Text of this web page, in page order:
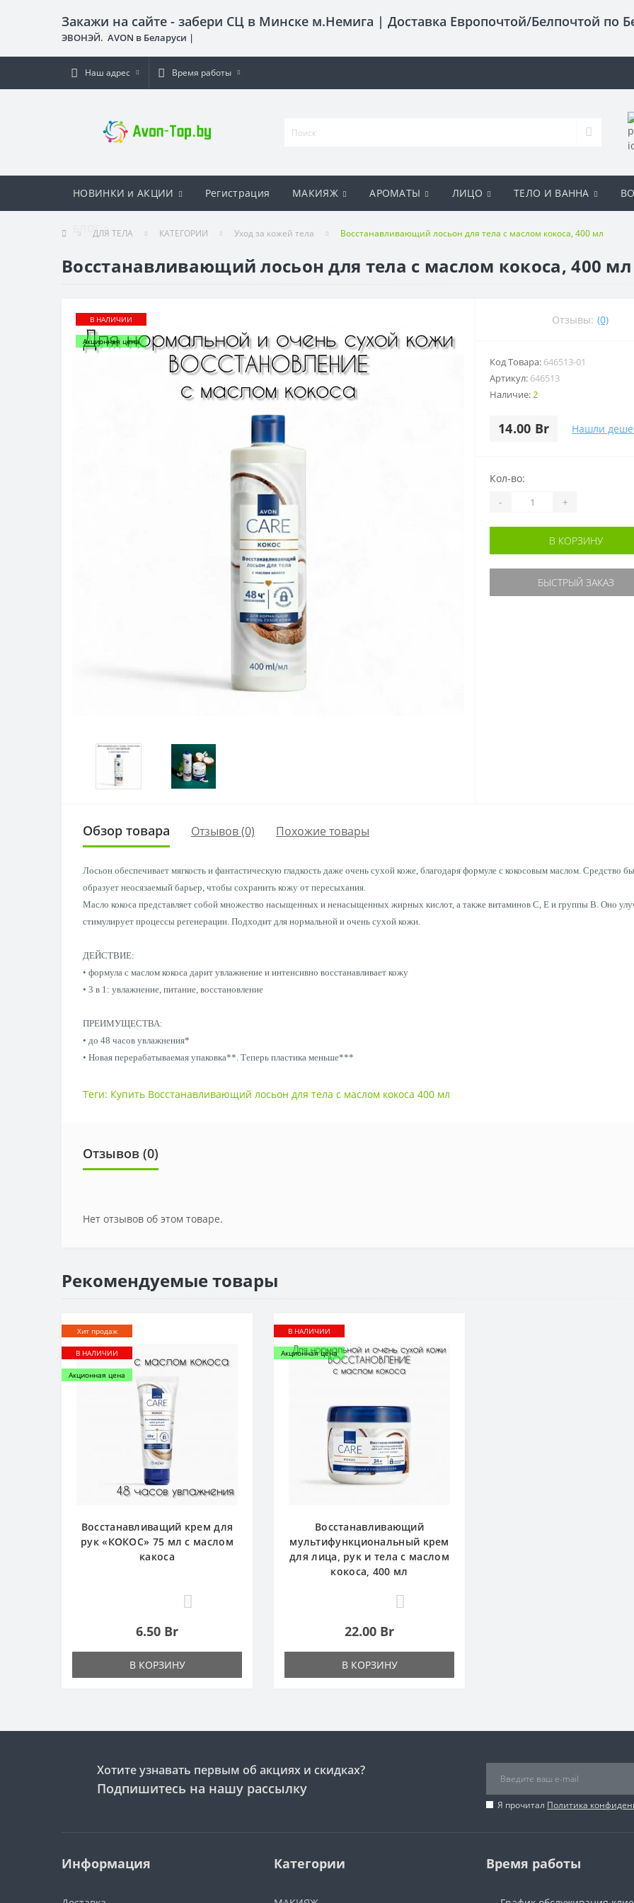
Закажи на сайте - забери СЦ в Минске м.Немига | Доставка Европочтой/Белпочтой по
ЭВОНЭЙ. AVON в Беларуси |
Наш адрес Время работы
НОВИНКИ и АКЦИИ Регистрация МАКИЯЖ АРОМАТЫ ЛИЦО ТЕЛО И ВАННА
БЛОГДЛЯ ТЕЛА КАТЕГОРИИ Уход за кожей тела Восстанавливающий лосьон для тела с маслом кокоса, 400 мл
Восстанавливающий лосьон для тела с маслом кокоса, 400 мл
В НАЛИЧИИ
Акционная цена
Отзывы: (0)
Код Товара: 646513-01
Артикул: 646513
Наличие:2
14.00 Br Нашли
Кол-во:
- +
В КОРЗИНУ
БЫСТРЫЙ ЗАКАЗ
Обзор товара Отзывов (0) Похожие товары
Лосьон обеспечивает мягкость и фантастическую гладкость даже очень сухой коже, благодаря формуле с кокосовым маслом. Средство
образует неосязаемый барьер, чтобы сохранить кожу от пересыхания.
Масло кокоса представляет собой множество насыщенных и ненасыщенных жирных кислот, а также витаминов С, Е и группы В. Оно
стимулирует процессы регенерации. Подходит для нормальной и очень сухой кожи.
ДЕЙСТВИЕ:
• формула с маслом кокоса дарит увлажнение и интенсивно восстанавливает кожу
• 3 в 1: увлажнение, питание, восстановление
ПРЕИМУЩЕСТВА:
• до 48 часов увлажнения*
• Новая перерабатываемая упаковка**. Теперь пластика меньше***
Теги: Купить Восстанавливающий лосьон для тела с маслом кокоса 400 мл
Отзывов (0)
Нет отзывов об этом товаре.
Рекомендуемые товары
Хит продаж
В НАЛИЧИИ
Акционная цена
Восстанавливащий крем для
рук «КОКОС» 75 мл с маслом
какоса
6.50 Br
В КОРЗИНУ
В НАЛИЧИИ
Акционная цена
Восстанавливающий
мультифункциональный крем
для лица, рук и тела с маслом
кокоса, 400 мл
22.00 Br
В КОРЗИНУ
Хотите узнавать первым об акциях и скидках?
Подпишитесь на нашу рассылку
Я прочитал Политика
Информация Категории Время работы